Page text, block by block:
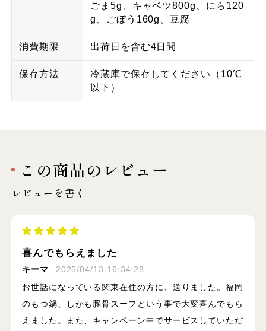
ごま5g、キャベツ800g、にら120
g、ごぼう160g、豆腐
消費期限 出荷日を含む4日間
保存方法
冷蔵庫で保存してください（10℃
以下）
この商品のレビュー
レビューを書く
喜んでもらえました
キーマ
2025/04/13 16:34:28
お世話になっている関東在住の方に、送りました。福岡
のもつ鍋、しかも豚骨スープという事で大変喜んでもら
えました。また、キャンペーン中でサービスしていただ